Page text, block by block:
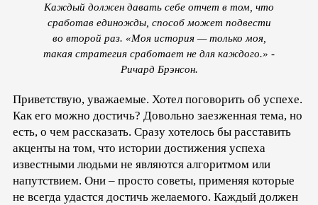
Каждый должен давать себе отчет в том, что
сработав единожды, способ может подвести
во второй раз. «Моя история — только моя,
такая стратегия сработает не для каждого.» -
Ричард Брэнсон.
Приветствую, уважаемые. Хотел поговорить об успехе.
Как его можно достичь? Довольно заезженная тема, но
есть, о чем рассказать. Сразу хотелось бы расставить
акценты на том, что истории достижения успеха
известными людьми не являются алгоритмом или
напутствием. Они – просто советы, применяя которые
не всегда удастся достичь желаемого. Каждый должен